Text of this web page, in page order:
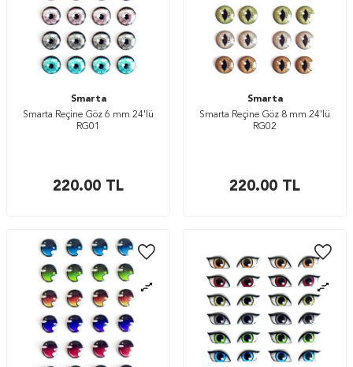
Smarta
Smarta Reçine Göz 6 mm 24'lü
RG01
220.00 TL
Smarta
Smarta Reçine Göz 8 mm 24'lü
RG02
220.00 TL